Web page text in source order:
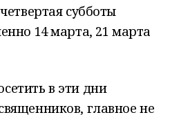
субботы
14 марта, 21 марта
в эти дни
главное не